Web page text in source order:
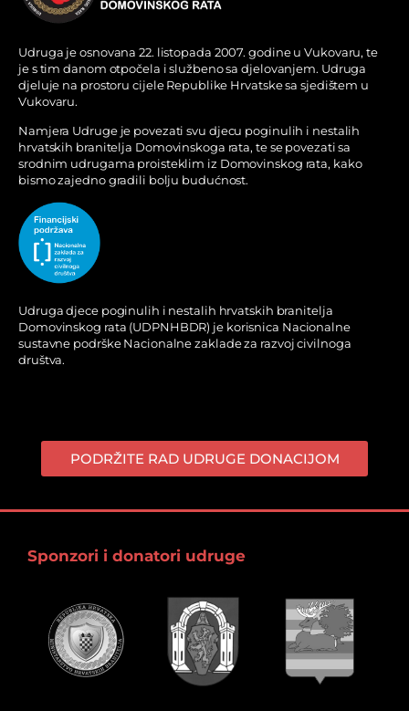
Udruga je osnovana 22. listopada 2007. godine u Vukovaru, te
je s tim danom otpočela i službeno sa djelovanjem. Udruga
djeluje na prostoru cijele Republike Hrvatske sa sjedištem u
Vukovaru.
Namjera Udruge je povezati svu djecu poginulih i nestalih
hrvatskih branitelja Domovinskoga rata, te se povezati sa
srodnim udrugama proisteklim iz Domovinskog rata, kako
bismo zajedno gradili bolju budućnost.
Udruga djece poginulih i nestalih hrvatskih branitelja
Domovinskog rata (UDPNHBDR) je korisnica Nacionalne
sustavne podrške Nacionalne zaklade za razvoj civilnoga
društva.
PODRŽITE RAD UDRUGE DONACIJOM
Sponzori i donatori udruge